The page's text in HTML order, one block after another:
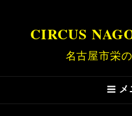
CIRCUS
名古屋市栄
メ